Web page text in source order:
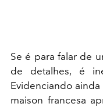
Se é para falar de
de detalhes, é
Evidenciando ainda
maison francesa